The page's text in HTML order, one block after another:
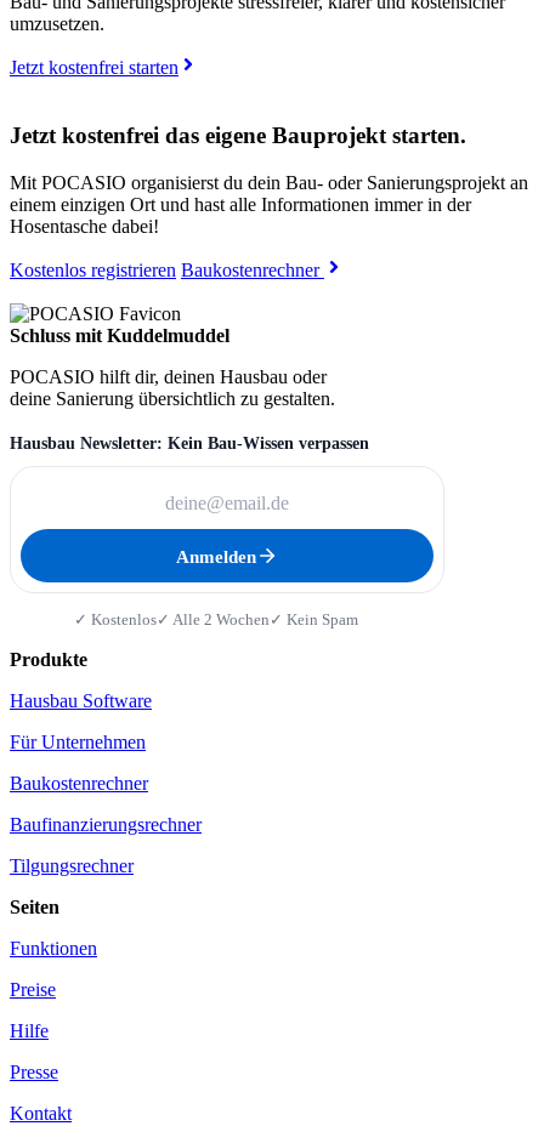
umzusetzen.
Jetzt kostenfrei starten
Jetzt kostenfrei das eigene Bauprojekt starten.
Mit POCASIO organisierst du dein Bau- oder Sanierungsprojekt an
einem einzigen Ort und hast alle Informationen immer in der
Hosentasche dabei!
Kostenlos registrieren Baukostenrechner
Schluss mit Kuddelmuddel
POCASIO hilft dir, deinen Hausbau oder
deine Sanierung übersichtlich zu gestalten.
Hausbau Newsletter: Kein Bau-Wissen verpassen
Anmelden
✓ Kostenlos✓ Alle 2 Wochen ✓ Kein Spam
Produkte
Hausbau Software
Für Unternehmen
Baukostenrechner
Baufinanzierungsrechner
Tilgungsrechner
Seiten
Funktionen
Preise
Hilfe
Presse
Kontakt